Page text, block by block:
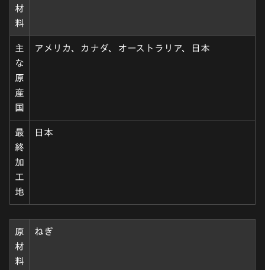
材
料
主
な
原
産
国
アメリカ、カナダ、オーストラリア、日本
最
終
加
工
地
日本
原
材
料
ねぎ